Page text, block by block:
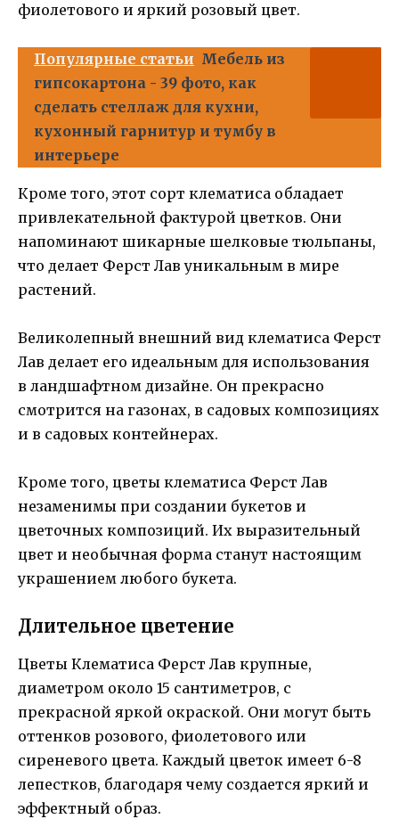
фиолетового и яркий розовый цвет.
Популярные статьи Мебель из
гипсокартона - 39 фото, как
сделать стеллаж для кухни,
кухонный гарнитур и тумбу в
интерьере
Кроме того, этот сорт клематиса обладает
привлекательной фактурой цветков. Они
напоминают шикарные шелковые тюльпаны,
что делает Ферст Лав уникальным в мире
растений.
Великолепный внешний вид клематиса Ферст
Лав делает его идеальным для использования
в ландшафтном дизайне. Он прекрасно
смотрится на газонах, в садовых композициях
и в садовых контейнерах.
Кроме того, цветы клематиса Ферст Лав
незаменимы при создании букетов и
цветочных композиций. Их выразительный
цвет и необычная форма станут настоящим
украшением любого букета.
Длительное цветение
Цветы Клематиса Ферст Лав крупные,
диаметром около 15 сантиметров, с
прекрасной яркой окраской. Они могут быть
оттенков розового, фиолетового или
сиреневого цвета. Каждый цветок имеет 6-8
лепестков, благодаря чему создается яркий и
эффектный образ.